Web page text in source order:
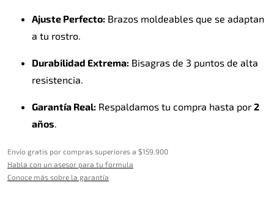
Ajuste Perfecto: Brazos moldeables que se adaptan
a tu rostro.
Durabilidad Extrema: Bisagras de 3 puntos de alta
resistencia.
Garantía Real: Respaldamos tu compra hasta por 2
años.
Envío gratis por compras superiores a $159.900
Habla con un asesor para tu formula
Conoce más sobre la garantía